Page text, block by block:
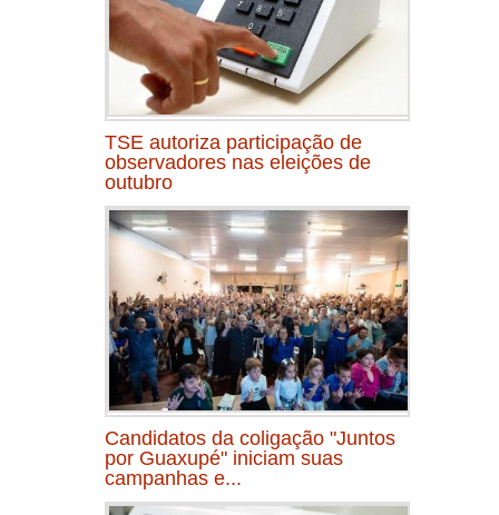
TSE autoriza participação de
observadores nas eleições de
outubro
Candidatos da coligação "Juntos
por Guaxupé" iniciam suas
campanhas e...